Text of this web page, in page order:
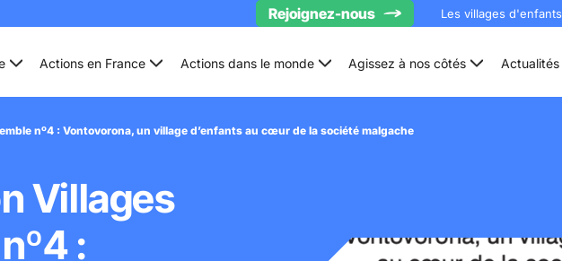
Rejoignez-nous Les villages d'enfants
Actions en France Actions dans le monde Agissez à nos côtés Actualités
nº4 : Vontovorona, un village d’enfants au cœur de la société malgache
Villages
: